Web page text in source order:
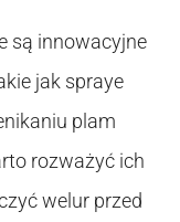
są innowacyjne
jak spraye
plam
rozważyć ich
welur przed